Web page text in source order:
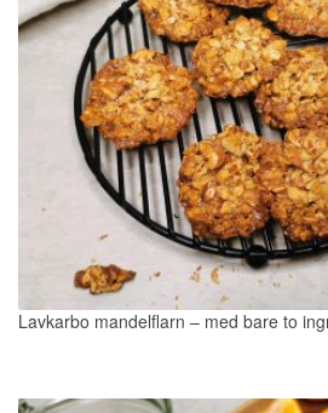
Lavkarbo mandelflarn – med bare to